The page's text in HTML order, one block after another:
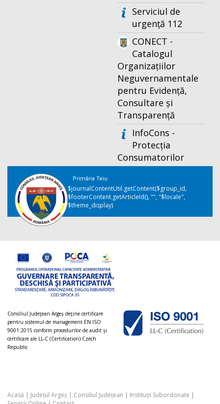
Serviciul de
urgență 112
CONECT -
Catalogul
Organizațiilor
Neguvernamentale
pentru Evidență,
Consultare și
Transparență
InfoCons -
Protecția
Consumatorilor
Primăria Teiu
$journalContentUtil.getContent($group_id,
$footerContent.getArticleId(), "", "$locale",
$theme_display)
Consiliul Judeţean Argeș deţine certificare
pentru sistemul de management EN ISO
9001:2015 conform procedurilor de audit şi
certificare ale LL-C (Certification) Czech
Republic
Acasă | Județul Argeș | Consiliul Județean | Instituții Subordonate |